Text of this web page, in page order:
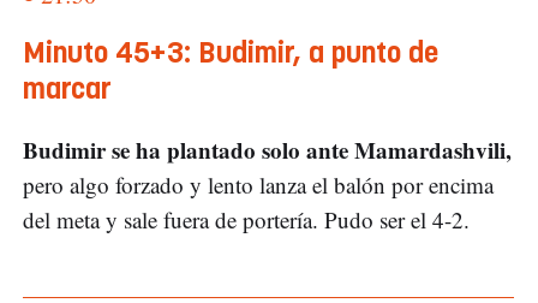
Minuto 45+3: Budimir, a punto de
marcar
Budimir se ha plantado solo ante Mamardashvili,
pero algo forzado y lento lanza el balón por encima
del meta y sale fuera de portería. Pudo ser el 4-2.